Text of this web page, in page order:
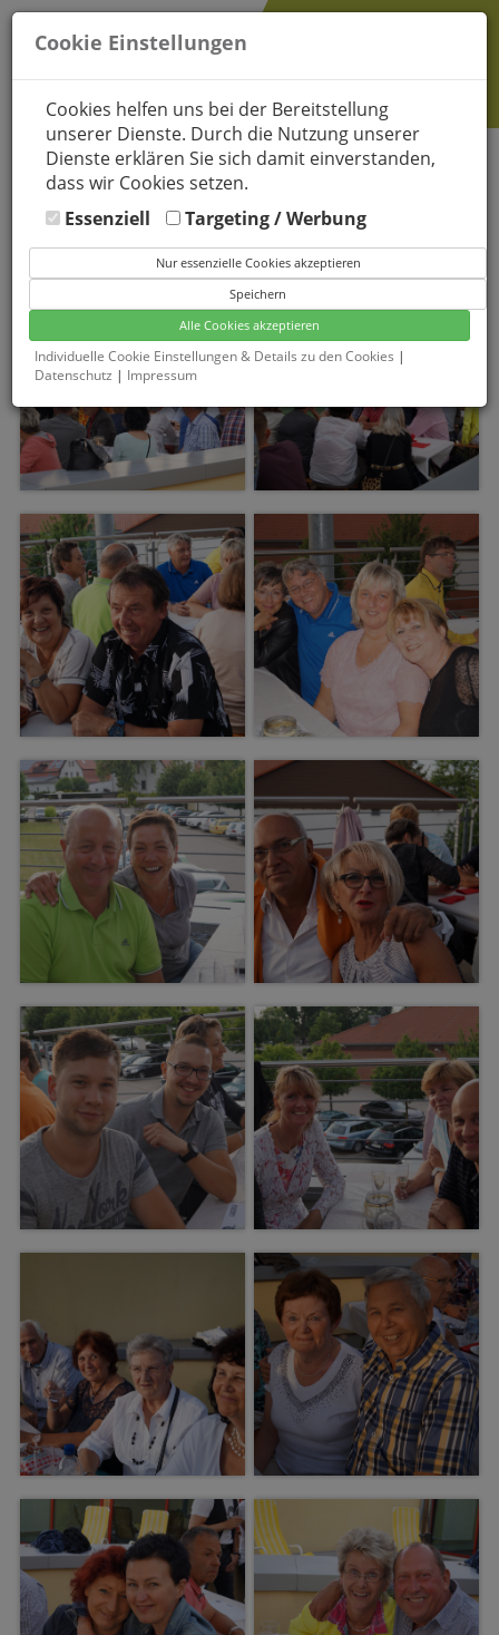
Cookie Einstellungen
Cookies helfen uns bei der Bereitstellung
unserer Dienste. Durch die Nutzung unserer
Dienste erklären Sie sich damit einverstanden,
dass wir Cookies setzen.
Essenziell
Targeting / Werbung
Nur essenzielle Cookies akzeptieren
Speichern
Alle Cookies akzeptieren
Individuelle Cookie Einstellungen & Details zu den Cookies |
Datenschutz | Impressum
SOMMERFEIER 2016
11.06.2016